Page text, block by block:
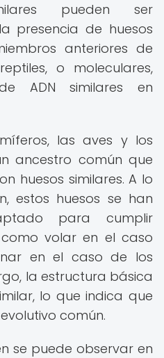
pueden ser
presencia de huesos
anteriores de
o moleculares,
ADN similares en
las aves y los
ancestro común que
huesos similares. A lo
estos huesos se han
para cumplir
volar en el caso
en el caso de los
la estructura básica
lo que indica que
común.
se puede observar en